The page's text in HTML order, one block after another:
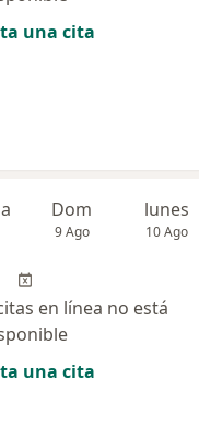
una cita
Dom
9 Ago
lunes
10 Ago
en línea no está
una cita